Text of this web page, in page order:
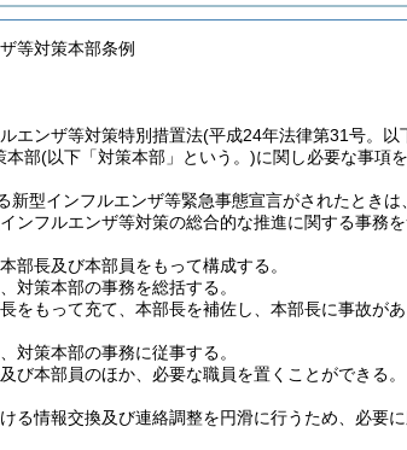
等対策本部条例
エンザ等対策特別措置法(平成24年法律第31号。以
本部(以下「対策本部」という。)に関し必要な事項
新型インフルエンザ等緊急事態宣言がされたときは
ンフルエンザ等対策の総合的な推進に関する事務を
部長及び本部員をもって構成する。
対策本部の事務を総括する。
をもって充て、本部長を補佐し、本部長に事故が
対策本部の事務に従事する。
び本部員のほか、必要な職員を置くことができる。
る情報交換及び連絡調整を円滑に行うため、必要